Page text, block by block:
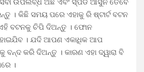
ଉପଲବ୍ଧ ଅଛି ଏବଂ ସ୍ପିଡ ଆସୁନି ତେବେ
। କିଛି ସମୟ ପରେ ଏହାକୁ ରି ଷ୍ଟାର୍ଟ ବଟନ
ବଟନକୁ ଚିପି ଦିଅନ୍ତୁ । ଫୋନ
। ଯଦି ଆପଣ ଏକାଧିକ ଆପ
ବନ୍ଦ କରି ଦିଅନ୍ତୁ । କାରଣ ଏହା ଦ୍ୱାରା ବି
।